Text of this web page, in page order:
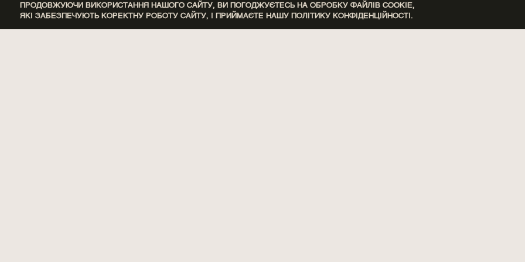
ПРОДОВЖУЮЧИ ВИКОРИСТАННЯ НАШОГО САЙТУ, ВИ ПОГОДЖУЄТЕСЬ НА ОБРОБКУ ФАЙЛІВ COOKIE,
ЯКІ ЗАБЕЗПЕЧУЮТЬ КОРЕКТНУ РОБОТУ САЙТУ, І ПРИЙМАЄТЕ НАШУ ПОЛІТИКУ КОНФІДЕНЦІЙНОСТІ.